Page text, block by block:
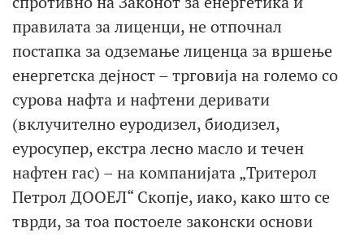
правилата за лиценци, не отпочнал
постапка за одземање лиценца за вршење
енергетска дејност – трговија на големо со
сурова нафта и нафтени деривати
(вклучително еуродизел, биодизел,
еуросупер, екстра лесно масло и течен
нафтен гас) – на компанијата „Тритерол
Петрол ДООЕЛ“ Скопје, иако, како што се
тврди, за тоа постоеле законски основи